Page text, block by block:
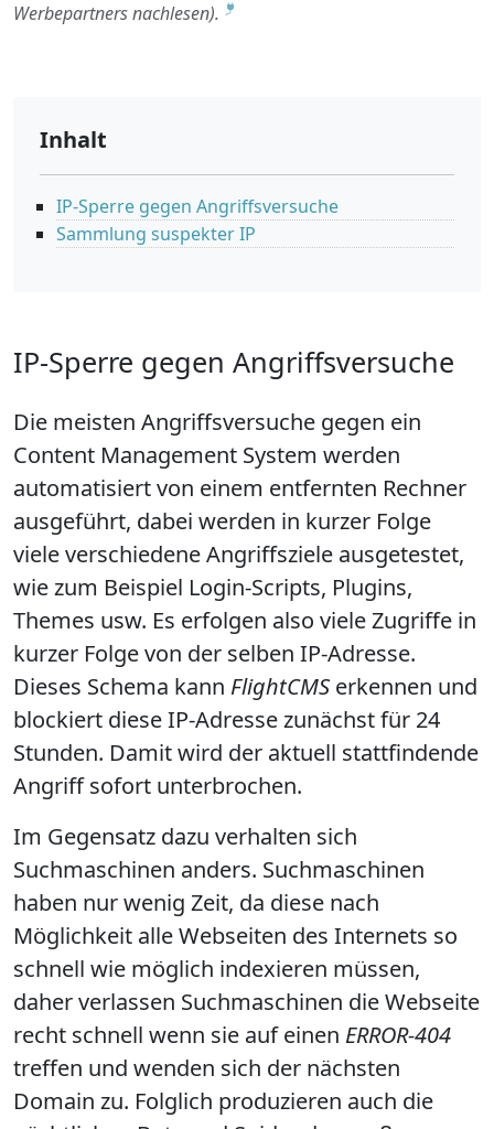
Werbepartners nachlesen).
Inhalt
IP-Sperre gegen Angriffsversuche
Sammlung suspekter IP
IP-Sperre gegen Angriffsversuche
Die meisten Angriffsversuche gegen ein
Content Management System werden
automatisiert von einem entfernten Rechner
ausgeführt, dabei werden in kurzer Folge
viele verschiedene Angriffsziele ausgetestet,
wie zum Beispiel Login-Scripts, Plugins,
Themes usw. Es erfolgen also viele Zugriffe in
kurzer Folge von der selben IP-Adresse.
Dieses Schema kann FlightCMS erkennen und
blockiert diese IP-Adresse zunächst für 24
Stunden. Damit wird der aktuell stattfindende
Angriff sofort unterbrochen.
Im Gegensatz dazu verhalten sich
Suchmaschinen anders. Suchmaschinen
haben nur wenig Zeit, da diese nach
Möglichkeit alle Webseiten des Internets so
schnell wie möglich indexieren müssen,
daher verlassen Suchmaschinen die Webseite
recht schnell wenn sie auf einen ERROR-404
treffen und wenden sich der nächsten
Domain zu. Folglich produzieren auch die